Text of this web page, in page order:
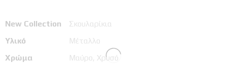
New Collection
Σκουλαρίκια
Υλικό
Μέταλλο
Χρώμα
Μαύρο, Χρυσό